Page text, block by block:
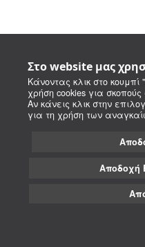
Στο website μας
Κάνοντας κλικ στο
χρήση cookies για σκοπούς
Αν κάνεις κλικ στην
για τη χρήση των
Αποδοχή